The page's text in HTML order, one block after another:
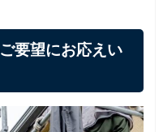
要望にお応えい